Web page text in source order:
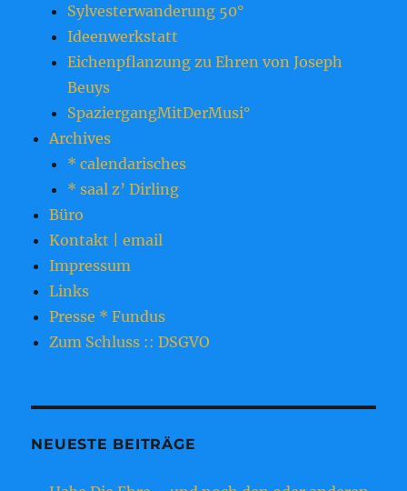
Sylvesterwanderung 50°
Ideenwerkstatt
Eichenpflanzung zu Ehren von Joseph
Beuys
SpaziergangMitDerMusi°
Archives
* calendarisches
* saal z’ Dirling
Büro
Kontakt | email
Impressum
Links
Presse * Fundus
Zum Schluss :: DSGVO
NEUESTE BEITRÄGE